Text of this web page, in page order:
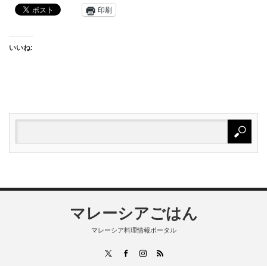
印刷
いいね:
マレーシアごはん
マレーシア料理情報ポータル
FacebookInstagram
RSS